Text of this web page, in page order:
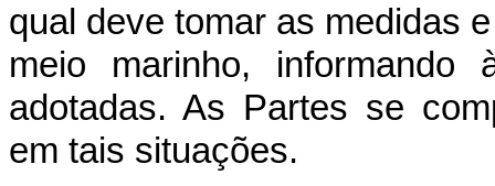
qual deve tomar as medidas
meio marinho, informando
adotadas. As Partes se
em tais situações.